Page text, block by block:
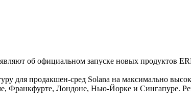
об официальном запуске новых продуктов
для продакшен-сред Solana на максимально
Франкфурте, Лондоне, Нью-Йорке и Сингапуре.